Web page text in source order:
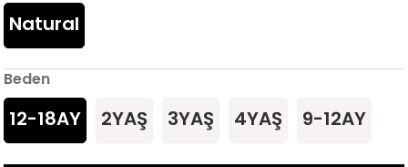
Natural
Beden
12-18AY 2YAŞ 3YAŞ 4YAŞ 9-12AY